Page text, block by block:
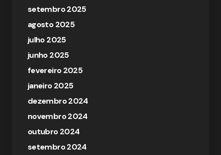
setembro 2025
agosto 2025
julho 2025
junho 2025
fevereiro 2025
janeiro 2025
dezembro 2024
novembro 2024
outubro 2024
setembro 2024